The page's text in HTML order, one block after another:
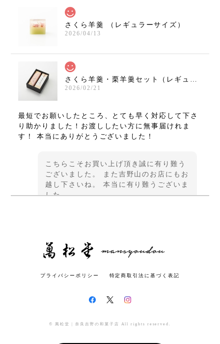
さくら羊羹 （レギュラーサイズ）
2026/04/13
さくら羊羹・栗羊羹セット（レギュラーサイズ）
2026/02/21
最短でお願いしたところ、とても早く対応して下さ
り助かりました！お渡ししたい方に無事届けれま
す！ 本当にありがとうございました！
こちらこそお買い上げ頂き誠に有り難う
ございました。 また吉野山のお店にもお
越し下さいね。 本当に有り難うございま
した。
2024/12/21
丁寧な梱包で注文後速やかに届きました。 先日登山
りとした甘みで、普段はあんこ餅を食べない息子が
ありがとうございました♪
プライバシーポリシー 特定商取引法に基づく表記
© 萬松堂 | 奈良吉野の和菓子店 All rights reserved.